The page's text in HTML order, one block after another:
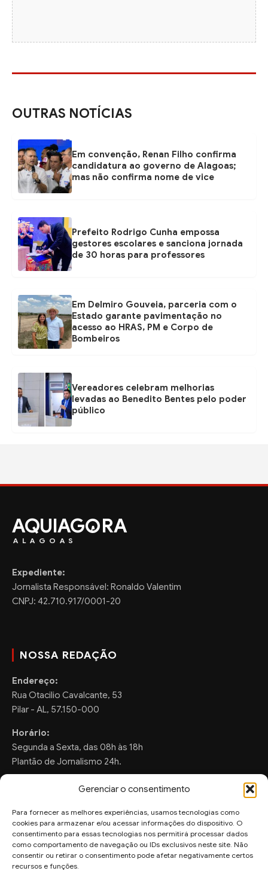
Gerenciar o consentimento
Para fornecer as melhores experiências, usamos tecnologias como
cookies para armazenar e/ou acessar informações do dispositivo. O
consentimento para essas tecnologias nos permitirá processar dados
como comportamento de navegação ou IDs exclusivos neste site. Não
consentir ou retirar o consentimento pode afetar negativamente certos
recursos e funções.
OUTRAS NOTÍCIAS
Em convenção, Renan Filho confirma
candidatura ao governo de Alagoas;
mas não confirma nome de vice
Prefeito Rodrigo Cunha empossa
gestores escolares e sanciona jornada
de 30 horas para professores
Em Delmiro Gouveia, parceria com o
Estado garante pavimentação no
acesso ao HRAS, PM e Corpo de
Bombeiros
Vereadores celebram melhorias
levadas ao Benedito Bentes pelo poder
público
AQUIAG RA
ALAGOAS
Expediente:
Jornalista Responsável: Ronaldo Valentim
CNPJ: 42.710.917/0001-20
NOSSA REDAÇÃO
Endereço:
Rua Otacilio Cavalcante, 53
Pilar - AL, 57.150-000
Horário:
Segunda a Sexta, das 08h às 18h
Plantão de Jornalismo 24h.
FALE CONOSCO
Sugestões de Pauta:
ronaldo.valentim150@gmail.com